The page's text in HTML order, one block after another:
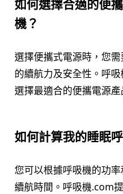
如何選擇合適的便
機？
選擇便攜式電源時，您
的續航力及安全性。呼
選擇最適合的便攜電源產
如何計算我的睡眠
您可以根據呼吸機的功
續航時間。呼吸機.com